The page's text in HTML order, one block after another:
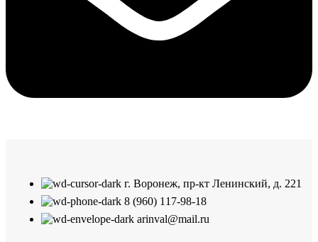
г. Воронеж, пр-кт Ленинский, д. 221
8 (960) 117-98-18
arinval@mail.ru